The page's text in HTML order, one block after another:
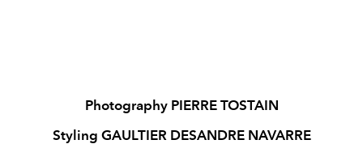
Photography PIERRE TOSTAIN
Styling GAULTIER DESANDRE NAVARRE